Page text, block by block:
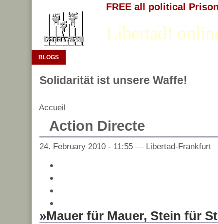
FREE all political
Libertad!
BLOGS
Solidarität ist unsere Waffe!
Accueil
Action Directe
24. February 2010 - 11:55 — Libertad-Frankfurt
»Mauer für Mauer, Stein für